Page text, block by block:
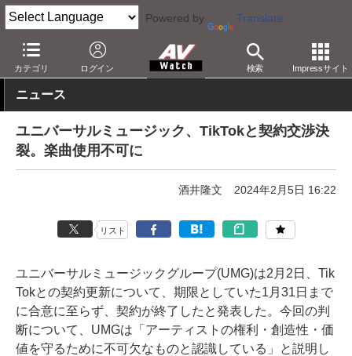
Powered by Translate
カテゴリ ログイン 検索 Impressサイト
AV Watch 動向 業界動向
ニュース
ユニバーサルミュージック、TikTokと契約交渉決
裂。楽曲使用不可に
酒井隆文 2024年2月5日 16:22
リスト
ユニバーサルミュージックグループ(UMG)は2月2日、Tik
Tokとの契約更新について、期限としていた1月31日まで
に合意に至らず、契約が終了したと発表した。今回の判
断について、UMGは「アーティストの権利・創造性・価
値を守るために不可欠なものと認識している」と説明し